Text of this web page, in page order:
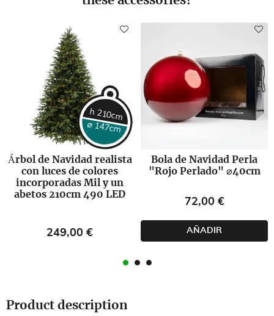
h 210cm
⌀ 147cm
Árbol de Navidad realista
con luces de colores
incorporadas Mil y un
abetos 210cm 490 LED
Precio
249,00 €
Bola de Navidad Perla
"Rojo Perlado" ⌀40cm
Precio
72,00 €
AÑADIR
Product description